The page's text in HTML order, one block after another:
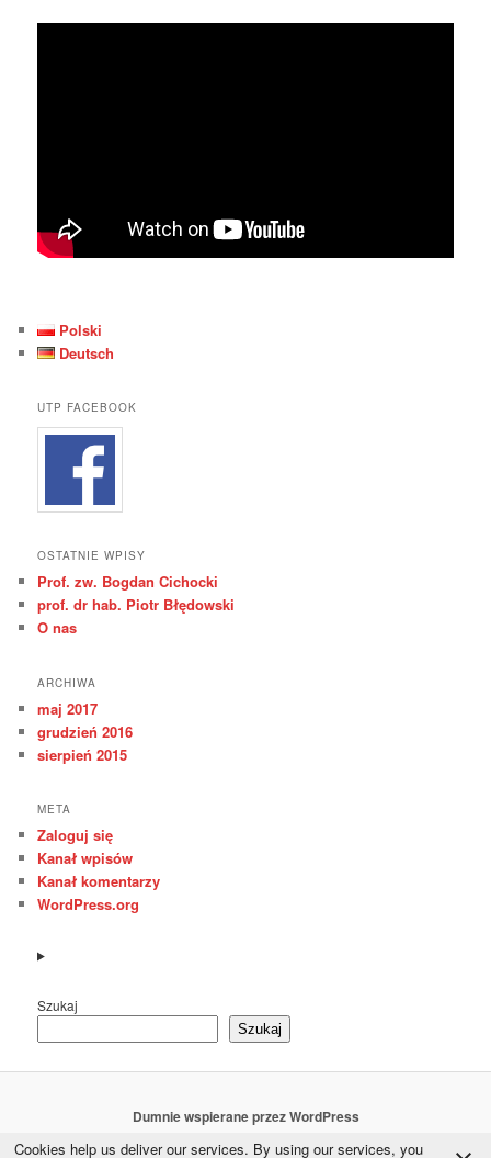
Polski
Deutsch
UTP FACEBOOK
OSTATNIE WPISY
Prof. zw. Bogdan Cichocki
prof. dr hab. Piotr Błędowski
O nas
ARCHIWA
maj 2017
grudzień 2016
sierpień 2015
META
Zaloguj się
Kanał wpisów
Kanał komentarzy
WordPress.org
Szukaj
Szukaj
Dumnie wspierane przez WordPress
Cookies help us deliver our services. By using our services, you